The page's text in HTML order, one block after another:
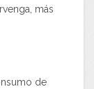
más
de